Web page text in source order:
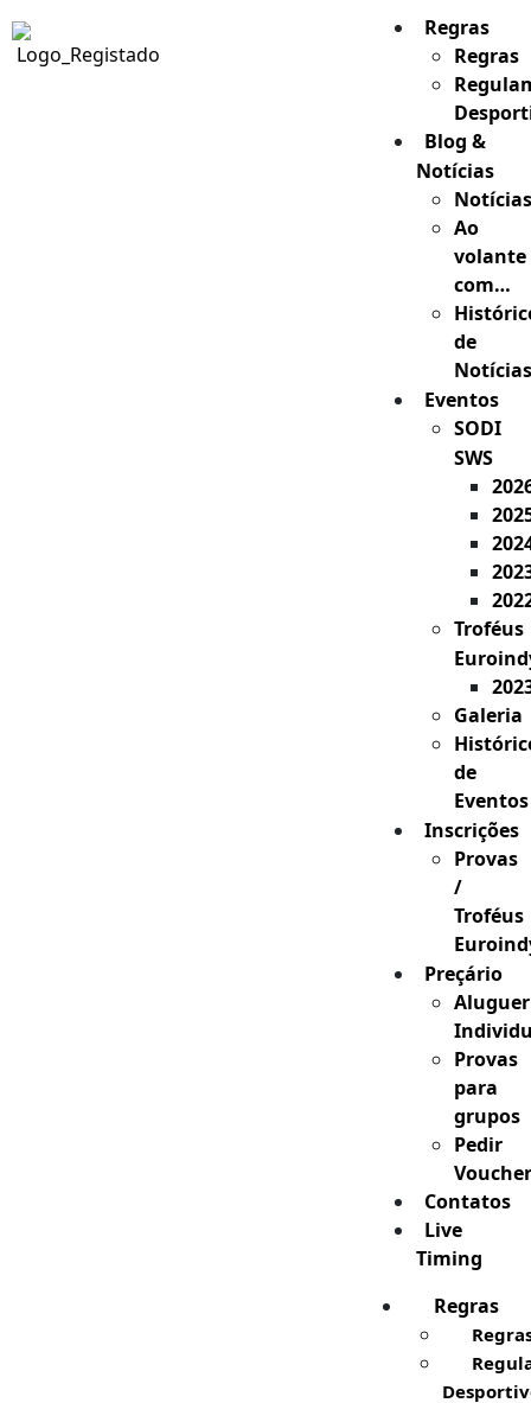
Regras
Regras
Blog &
Notícias
Notícias
Ao
volante
com…
de
Notícias
Eventos
SODI
SWS
Troféus
Galeria
de
Eventos
Inscrições
Provas
/
Troféus
Preçário
Aluguer
Provas
para
grupos
Pedir
Voucher
Contatos
Live
Timing
Regras